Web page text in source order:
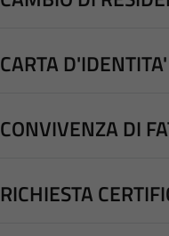
CARTA
CONVIVENZA DI
RICHIESTA